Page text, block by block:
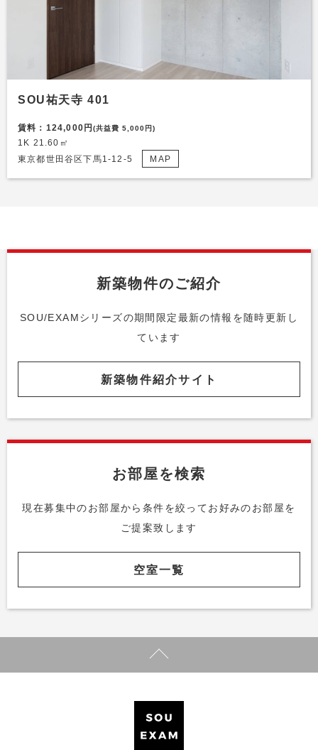
SOU祐天寺 401
賃料：124,000円(共益費 5,000円)
1K 21.60㎡
東京都世田谷区下馬1-12-5
MAP
新築物件のご紹介
SOU/EXAMシリーズの期間限定最新の情報を随時更新し
ています
新築物件紹介サイト
お部屋を検索
現在募集中のお部屋から条件を絞ってお好みのお部屋を
ご提案致します
空室一覧